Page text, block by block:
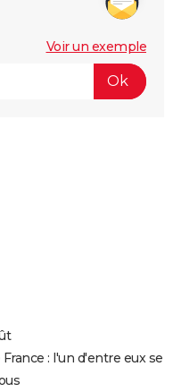
Voir un exemple
: l'un d'entre eux se